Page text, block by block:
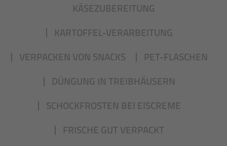
KÄSEZUBEREITUNG
KARTOFFEL-VERARBEITUNG
VERPACKEN VON SNACKS
PET-FLASCHEN
DÜNGUNG IN TREIBHÄUSERN
SCHOCKFROSTEN BEI EISCREME
FRISCHE GUT VERPACKT